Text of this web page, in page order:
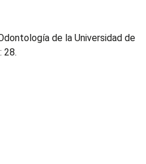
de la Universidad de
28.